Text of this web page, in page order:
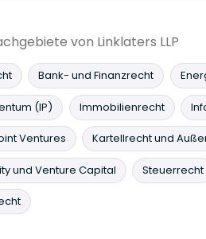
von Linklaters LLP
Bank- und Finanzrecht
(IP) Immobilienrecht
Ventures Kartellrecht und
und Venture Capital Steuerrecht